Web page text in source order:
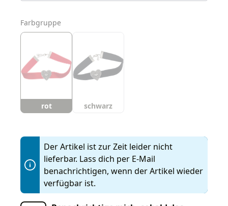
Farbgruppe
rot schwarz
Der Artikel ist zur Zeit leider nicht
lieferbar. Lass dich per E-Mail
benachrichtigen, wenn der Artikel wieder
verfügbar ist.